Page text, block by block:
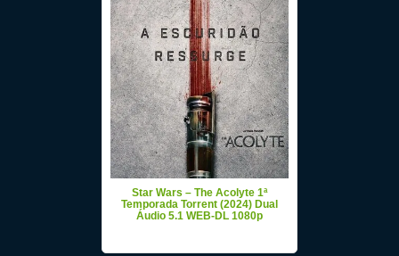
Star Wars – The Acolyte 1ª
Temporada Torrent (2024) Dual
Áudio 5.1 WEB-DL 1080p